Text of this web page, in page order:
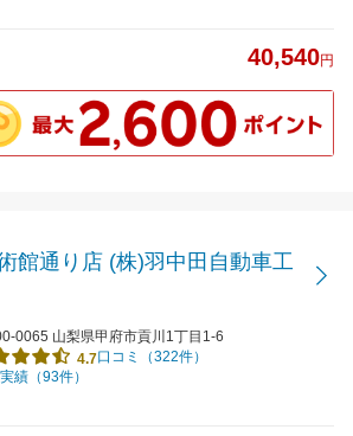
40,540円
)羽中田自動車工
0065 山梨県甲府市貢川1丁目1-6
4.7口コミ（322件）
績（93件）